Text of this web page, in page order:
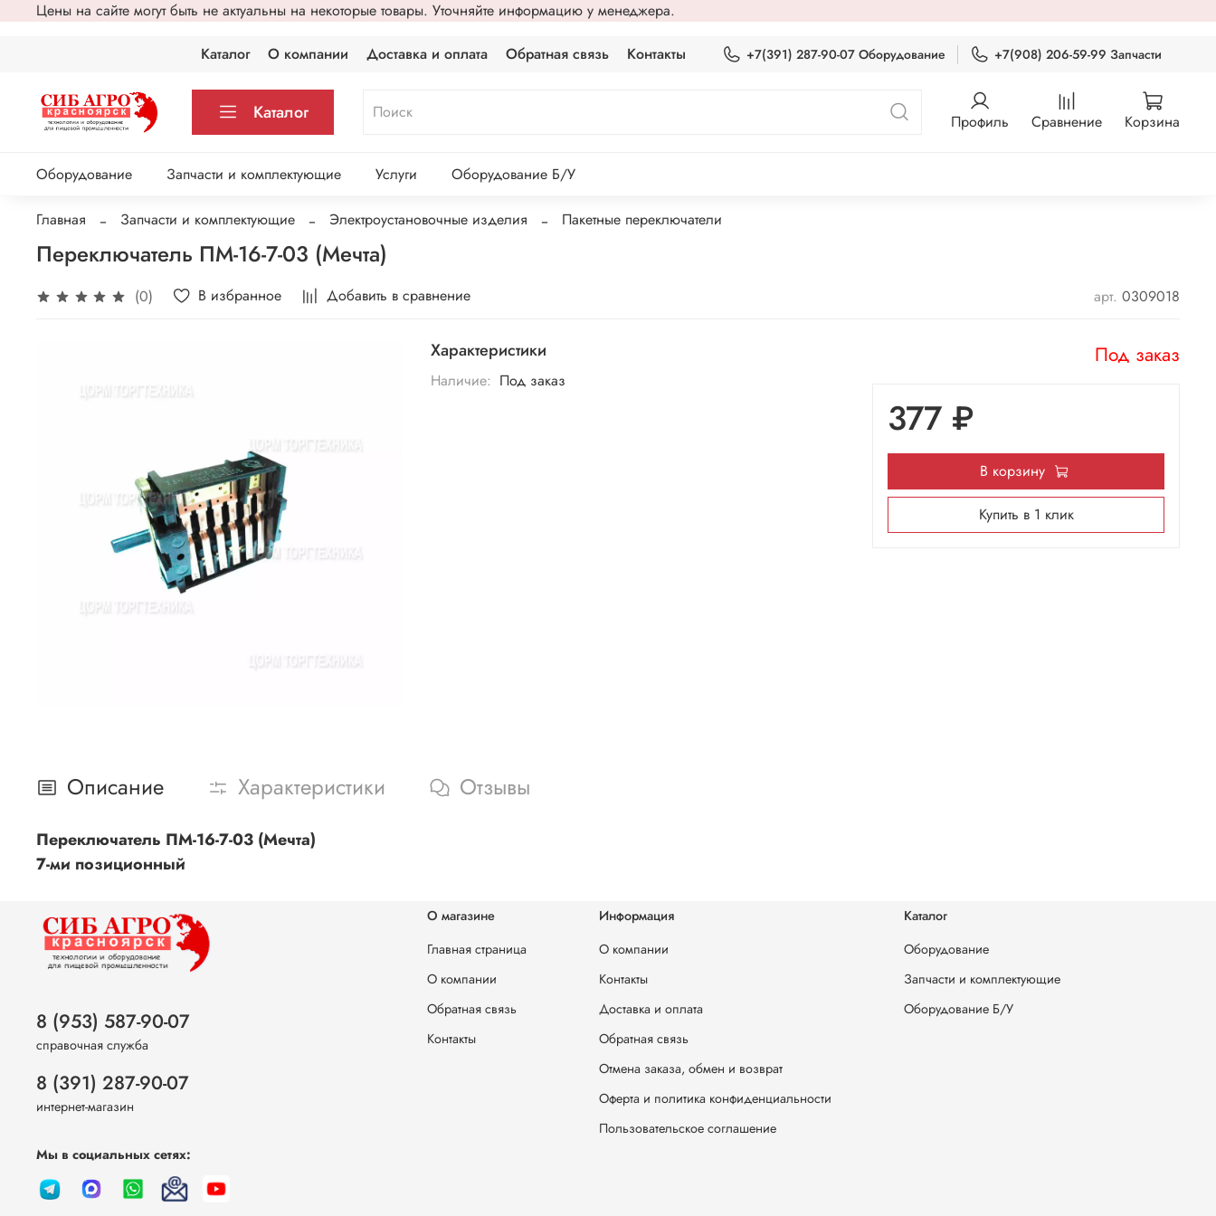
Цены на сайте могут быть не актуальны на некоторые товары. Уточняйте информацию у менеджера.
Каталог О компании Доставка и оплата Обратная связь Контакты +7(391) 287-90-07 Оборудование +7(908) 206-59-99 Запчасти
Каталог Профиль Сравнение Корзина
Оборудование Запчасти и комплектующие Услуги Оборудование Б/У
Главная Запчасти и комплектующие Электроустановочные изделия Пакетные переключатели
Переключатель ПМ-16-7-03 (Мечта)
(0) В избранное Добавить в сравнение арт. 0309018
Характеристики
Наличие: Под заказ
Под заказ
377 ₽
В корзину
Купить в 1 клик
Описание Характеристики Отзывы
Переключатель ПМ-16-7-03 (Мечта)
7-ми позиционный
О магазине
Главная страница
О компании
Обратная связь
Контакты
Информация
О компании
Контакты
Доставка и оплата
Обратная связь
Отмена заказа, обмен и возврат
Оферта и политика конфиденциальности
Пользовательское соглашение
Каталог
Оборудование
Запчасти и комплектующие
Оборудование Б/У
8 (953) 587-90-07
справочная служба
8 (391) 287-90-07
интернет-магазин
Мы в социальных сетях: